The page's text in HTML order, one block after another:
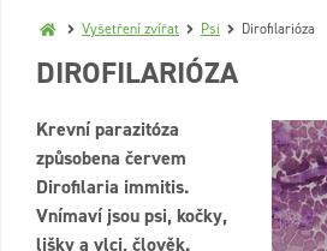
Vyšetření zvířat Psi Dirofilarióza
DIROFILARIÓZA
Krevní parazitóza
způsobena červem
Dirofilaria immitis.
Vnímaví jsou psi, kočky,
lišky a vlci, člověk.